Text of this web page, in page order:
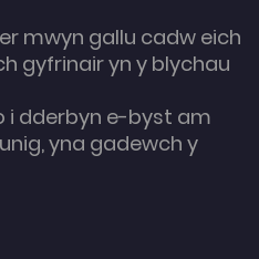
mwyn gallu cadw eich
gyfrinair yn y blychau
i dderbyn e-byst am
yna gadewch y